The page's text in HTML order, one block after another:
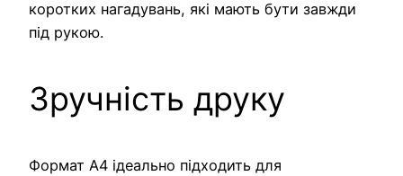
коротких нагадувань, які мають бути завжди
під рукою.
Зручність друку
Формат А4 ідеально підходить для